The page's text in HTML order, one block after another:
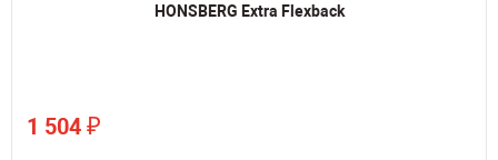
HONSBERG Extra Flexback
1 504 ₽